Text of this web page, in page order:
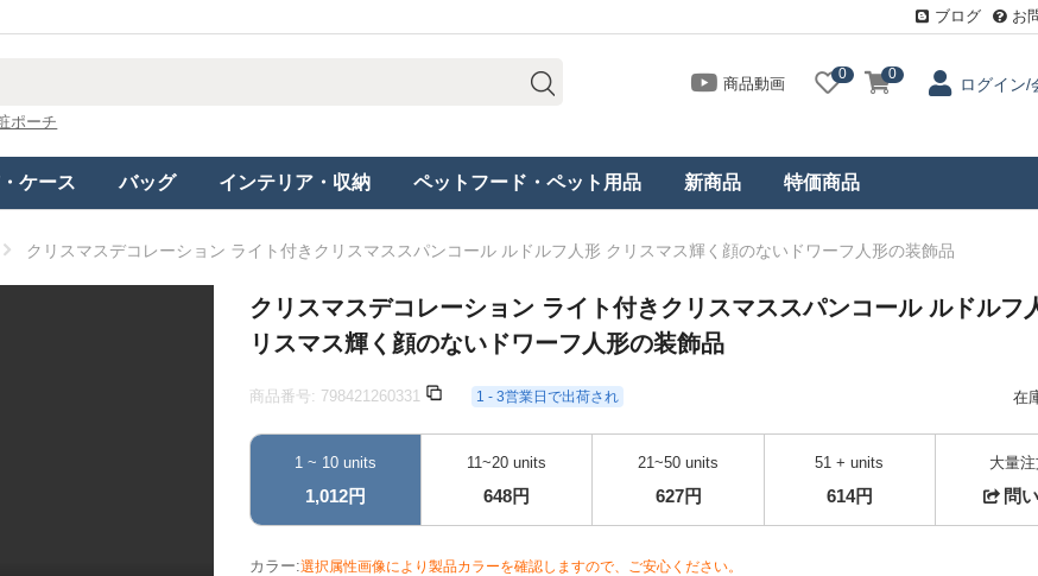
ブログ お
ポーチ
商品動画
0 0
ログイン/
ケース バッグ インテリア・収納 ペットフード・ペット用品 新商品 特価商品
クリスマスデコレーション ライト付きクリスマススパンコール ルドルフ人形 クリスマス輝く顔のないドワーフ人形の装飾品
クリスマスデコレーション ライト付きクリスマススパンコール ルドルフ
リスマス輝く顔のないドワーフ人形の装飾品
商品番号: 798421260331 1 - 3営業日で出荷され 在
1 ~ 10 units
1,012円
11~20 units
648円
21~50 units
627円
51 + units
614円
大量
問
カラー:選択属性画像により製品カラーを確認しますので、ご安心ください。